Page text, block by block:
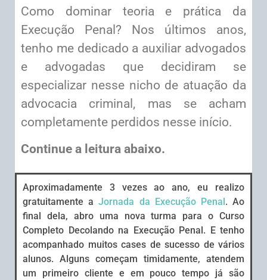
Como dominar teoria e prática da
Execução Penal? Nos últimos anos,
tenho me dedicado a auxiliar advogados
e advogadas que decidiram se
especializar nesse nicho de atuação da
advocacia criminal, mas se acham
completamente perdidos nesse início.
Continue a leitura abaixo.
Aproximadamente 3 vezes ao ano, eu realizo
gratuitamente aJornada da Execução Penal . Ao
final dela, abro uma nova turma para o Curso
Completo Decolando na Execução Penal. E tenho
acompanhado muitos cases de sucesso de vários
alunos. Alguns começam timidamente, atendem
um primeiro cliente e em pouco tempo já são